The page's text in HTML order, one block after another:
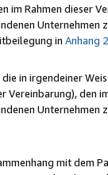
im Rahmen dieser
in Anhang 2
in irgendeiner
Vereinbarung), den
mit dem